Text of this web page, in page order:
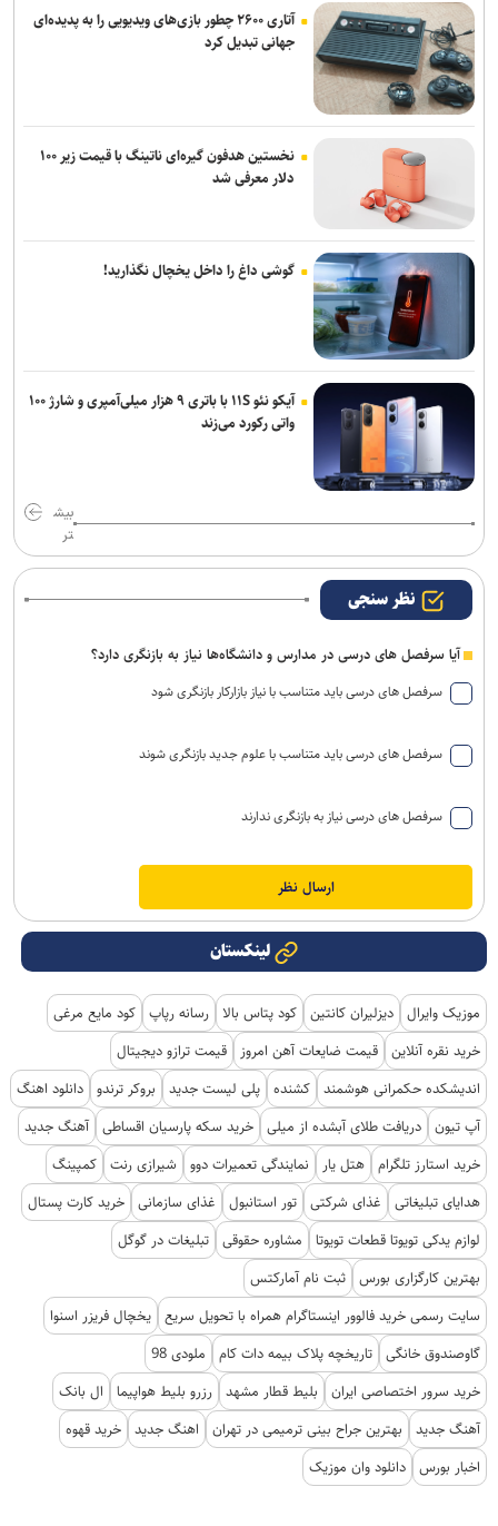
آتاری ۲۶۰۰ چطور بازی‌های ویدیویی را به پدیده‌ای
جهانی تبدیل کرد
نخستین هدفون گیره‌ای ناتینگ با قیمت زیر ۱۰۰
دلار معرفی شد
گوشی داغ را داخل یخچال نگذارید!
آیکو نئو ۱۱S با باتری ۹ هزار میلی‌آمپری و شارژ ۱۰۰
واتی رکورد می‌زند
بیش
تر
نظر سنجی
آیا سرفصل های درسی در مدارس و دانشگاه‌ها نیاز به بازنگری دارد؟
سرفصل های درسی باید متناسب با نیاز بازارکار بازنگری شود
سرفصل های درسی باید متناسب با علوم جدید بازنگری شوند
سرفصل های درسی نیاز به بازنگری ندارند
لینکستان
موزیک وایرال دیزلیران کانتین کود پتاس بالا رسانه رپاپ کود مایع مرغی
خرید نقره آنلاین قیمت ضایعات آهن امروز
قیمت ترازو دیجیتال
اندیشکده حکمرانی هوشمند کشنده پلی لیست جدید بروکر ترندو دانلود اهنگ
آپ تیون دریافت طلای آبشده از میلی خرید سکه پارسیان اقساطی آهنگ جدید
خرید استارز تلگرام هتل یار نمایندگی تعمیرات دوو شیرازی رنت کمپینگ
هدایای تبلیغاتی
غذای شرکتی تور استانبول غذای سازمانی خرید کارت پستال
لوازم یدکی تویوتا قطعات تویوتا
مشاوره حقوقی تبلیغات در گوگل
بهترین کارگزاری بورس ثبت نام آمارکتس
سایت رسمی خرید فالوور اینستاگرام همراه با تحویل سریع یخچال فریزر اسنوا
گاوصندوق خانگی تاریخچه پلاک بیمه دات کام
ملودی 98
خرید سرور اختصاصی ایران
بلیط قطار مشهد رزرو بلیط هواپیما
ال بانک
آهنگ جدید
بهترین جراح بینی ترمیمی در تهران اهنگ جدید خرید قهوه
اخبار بورس دانلود وان موزیک